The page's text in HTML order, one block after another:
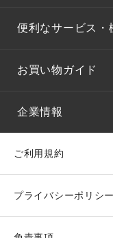
便利なサービス・
お買い物ガイド
企業情報
ご利用規約
プライバシーポリシー